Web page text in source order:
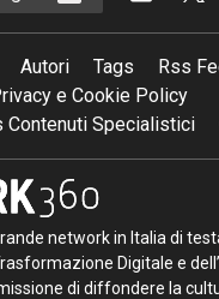
Autori Tags
Rss
e Cookie Policy
Contenuti Specialistici
network in Italia di
Digitale e
di diffondere la